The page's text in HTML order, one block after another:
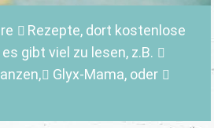
Rezepte, dort kostenlose
gibt viel zu lesen, z.B.
Glyx-Mama,oder